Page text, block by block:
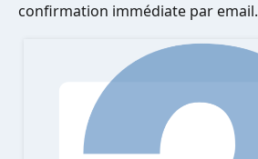
confirmation immédiate par email.